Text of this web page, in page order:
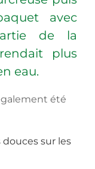
avec
de la
plus
eau.
été
sur les